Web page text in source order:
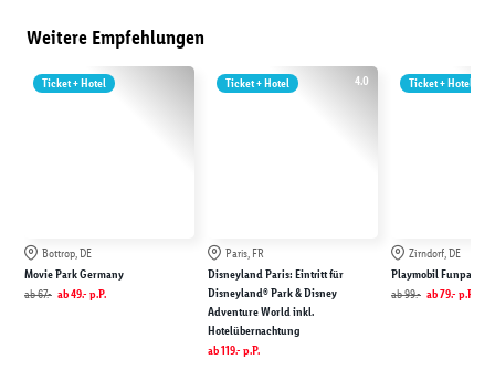
Weitere Empfehlungen
Ticket + Hotel
Bottrop, DE
Movie Park Germany
ab67.- ab49.- p.P.
4.0
Ticket + Hotel
Paris, FR
Disneyland Paris: Eintritt für
Disneyland® Park & Disney
Adventure World inkl.
Hotelübernachtung
ab119.- p.P.
Ticket + Hotel
Zirndorf, DE
Playmobil Funpark
ab99.- ab79.- p.P.